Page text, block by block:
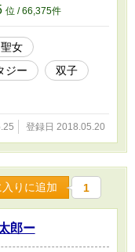
位 / 66,375件
聖女
ジー
双子
登録日 2018.05.20
入りに追加 1
郎ー